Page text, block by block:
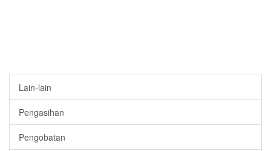
Lain-lain
Pengasihan
Pengobatan